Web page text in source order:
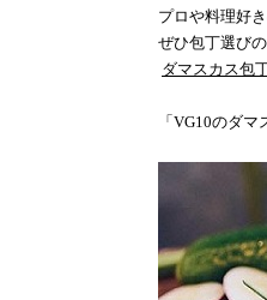
プロや料理好
ぜひ包丁選び
ダマスカス包
「 VG10のダマ